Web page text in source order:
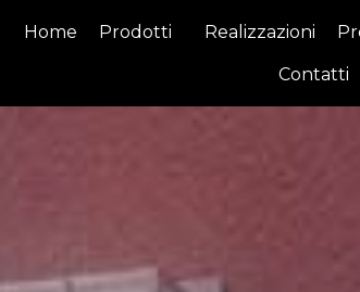
Home Prodotti Realizzazioni
Contatti